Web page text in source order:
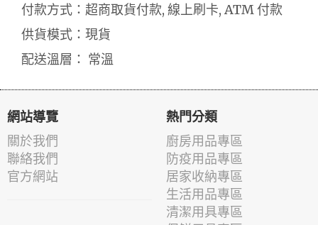
付款方式：超商取貨付款, 線上刷卡, ATM 付款
供貨模式：現貨
配送溫層： 常溫
網站導覽
關於我們
聯絡我們
官方網站
熱門分類
廚房用品專區
防疫用品專區
居家收納專區
生活用品專區
清潔用具專區